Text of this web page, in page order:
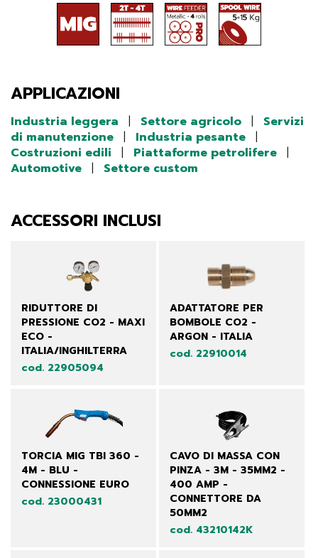
APPLICAZIONI
Industria leggera | Settore agricolo |
Servizi
di manutenzione | Industria pesante |
Costruzioni edili
| Piattaforme petrolifere |
Automotive | Settore custom
ACCESSORI INCLUSI
RIDUTTORE DI
PRESSIONE CO2 - MAXI
ECO -
ITALIA/INGHILTERRA
cod. 22905094
ADATTATORE PER
BOMBOLE CO2 -
ARGON - ITALIA
cod. 22910014
TORCIA MIG TBI 360 -
4M - BLU -
CONNESSIONE EURO
cod. 23000431
CAVO DI MASSA CON
PINZA - 3M - 35MM2 -
400 AMP -
CONNETTORE DA
50MM2
cod. 43210142K